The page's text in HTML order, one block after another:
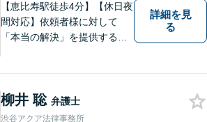
【恵比寿駅徒歩4分】【休日夜
間対応】依頼者様に対して
「本当の解決」を提供するべ
ど、幅広い問題に対応可能◎
密なコミュニケーションを重
詳細を見
る
柳井 聡 弁護士
渋谷アクア法律事務所